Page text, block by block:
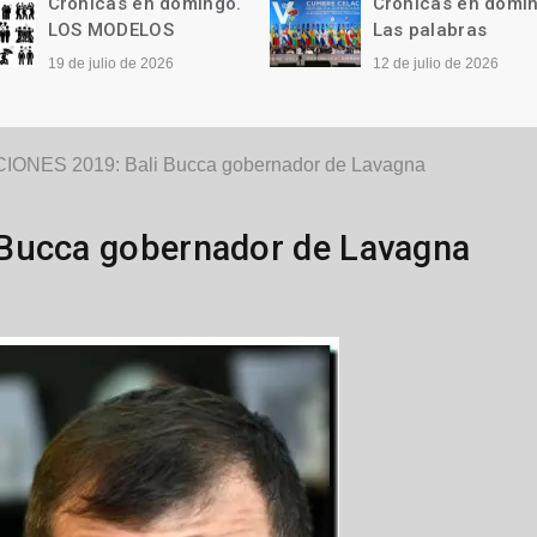
LOS MODELOS
19 de julio de 2026
Las palabras
12 de julio de 2026
2019: Bali Bucca gobernador de Lavagna
gobernador de Lavagna